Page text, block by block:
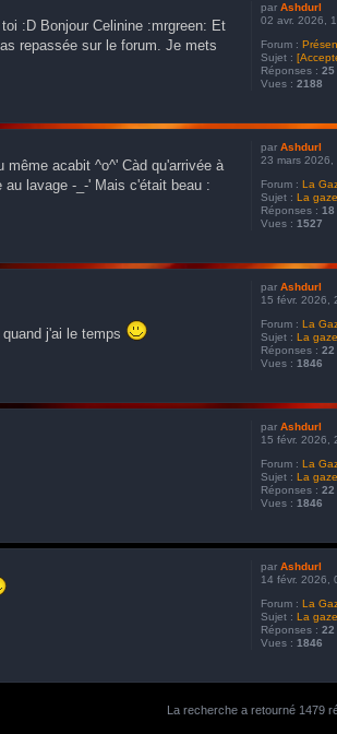
par Ashdurl
02 avr. 2026,
Forum :
Sujet :
Réponses : 25
Vues : 2188
:D Bonjour Celinine :mrgreen: Et
repassée sur le forum. Je mets
par Ashdurl
23 mars 2026,
Forum : La
Sujet : La
Réponses : 18
Vues : 1527
acabit ^o^' Càd qu'arrivée à
lavage -_-' Mais c'était beau :
par Ashdurl
15 févr. 2026,
Forum : La
Sujet : La
Réponses : 22
Vues : 1846
j'ai le temps
par Ashdurl
15 févr. 2026,
Forum : La
Sujet : La
Réponses : 22
Vues : 1846
par Ashdurl
14 févr. 2026,
Forum : La
Sujet : La
Réponses : 22
Vues : 1846
La recherche a retourné 1479